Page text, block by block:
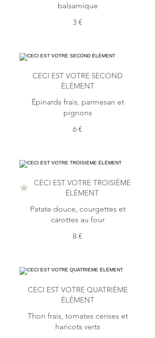
balsamique
3 €
CECI EST VOTRE SECOND
ÉLÉMENT
Épinards frais, parmesan et
pignons
6 €
CECI EST VOTRE TROISIÈME
ÉLÉMENT
Patate douce, courgettes et
carottes au four
8 €
CECI EST VOTRE QUATRIÈME
ÉLÉMENT
Thon frais, tomates cerises et
haricots verts